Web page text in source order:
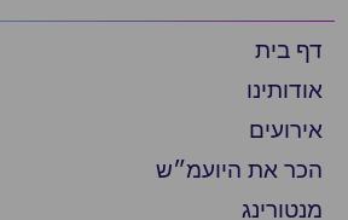
דף בית
אודותינו
אירועים
הכר את היועמ״ש
מנטורינג